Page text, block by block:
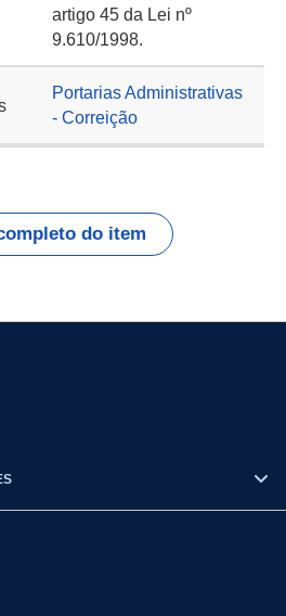
artigo 45 da Lei nº
9.610/1998.
Portarias Administrativas
- Correição
do item